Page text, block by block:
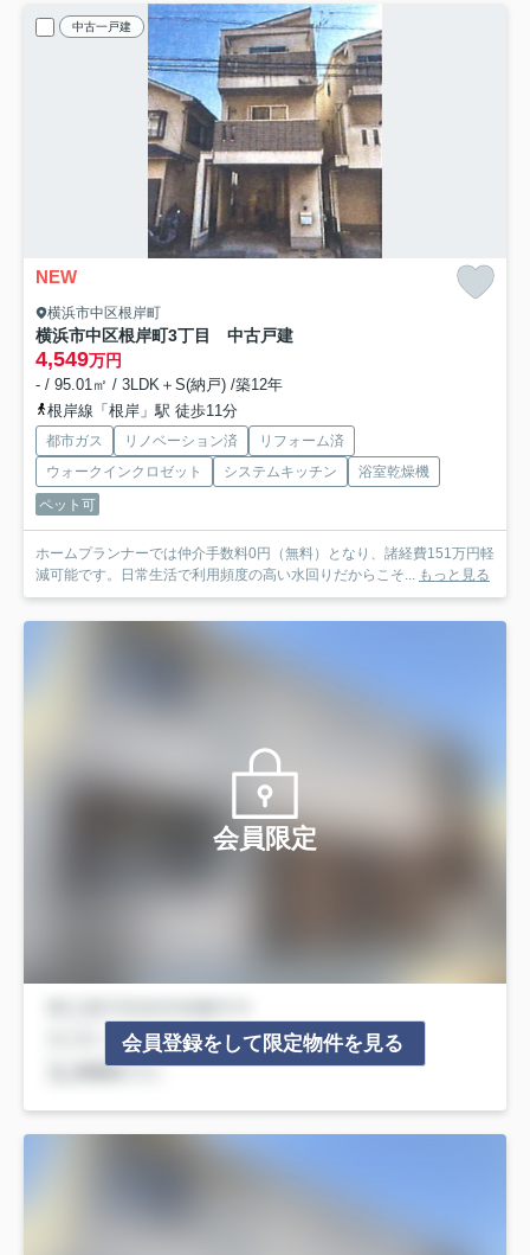
中古一戸建
NEW
横浜市中区根岸町
横浜市中区根岸町3丁目 中古戸建
4,549万円
- / 95.01㎡ / 3LDK＋S(納戸) /築12年
根岸線「根岸」駅 徒歩11分
都市ガス リノベーション済
リフォーム済
ウォークインクロゼット
システムキッチン
浴室乾燥機
ペット可
ホームプランナーでは仲介手数料0円（無料）となり、諸経費151万円軽
減可能です。日常生活で利用頻度の高い水回りだからこそ... もっと見る
会員限定
会員登録をして限定物件を見る